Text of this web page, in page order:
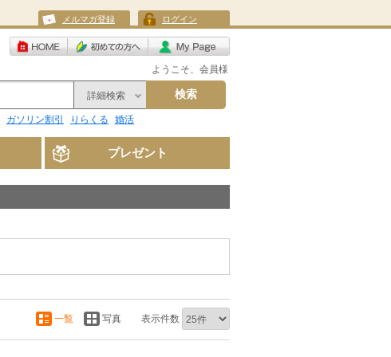
メルマガ登録 ログイン
ようこそ、会員様
詳細検索 検索
ガソリン割引 りらくる 婚活
プレゼント
一覧 写真 表示件数